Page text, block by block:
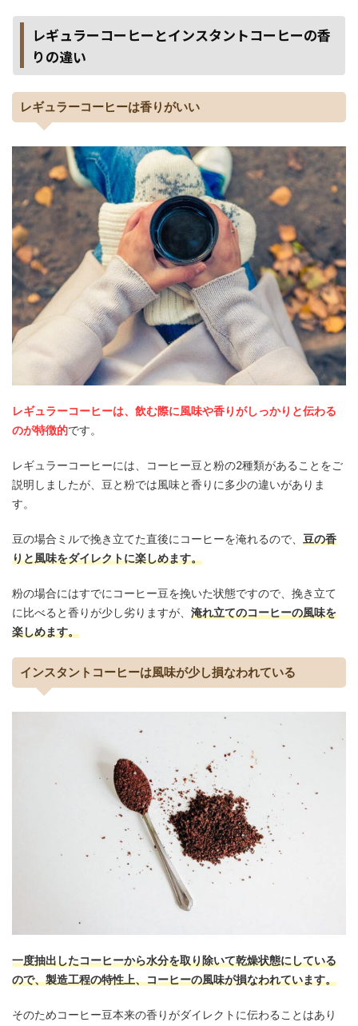
レギュラーコーヒーとインスタントコーヒーの香
りの違い
レギュラーコーヒーは香りがいい
レギュラーコーヒーは、飲む際に風味や香りがしっかりと伝わる
のが特徴的です。
レギュラーコーヒーには、コーヒー豆と粉の2種類があることをご
説明しましたが、豆と粉では風味と香りに多少の違いがありま
す。
豆の場合ミルで挽き立てた直後にコーヒーを淹れるので、 豆の香
りと風味をダイレクトに楽しめます。
粉の場合にはすでにコーヒー豆を挽いた状態ですので、挽き立て
に比べると香りが少し劣りますが、 淹れ立てのコーヒーの風味を
楽しめます。
インスタントコーヒーは風味が少し損なわれている
一度抽出したコーヒーから水分を取り除いて乾燥状態にしている
ので、製造工程の特性上、コーヒーの風味が損なわれています。
そのためコーヒー豆本来の香りがダイレクトに伝わることはあり